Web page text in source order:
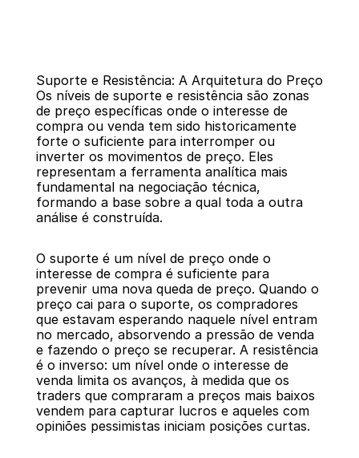
Voltar
Suporte e Resistência: A Arquitetura do Preço
Os níveis de suporte e resistência são zonas
de preço específicas onde o interesse de
compra ou venda tem sido historicamente
forte o suficiente para interromper ou
inverter os movimentos de preço. Eles
representam a ferramenta analítica mais
fundamental na negociação técnica,
formando a base sobre a qual toda a outra
análise é construída.
O suporte é um nível de preço onde o
interesse de compra é suficiente para
prevenir uma nova queda de preço. Quando o
preço cai para o suporte, os compradores
que estavam esperando naquele nível entram
no mercado, absorvendo a pressão de venda
e fazendo o preço se recuperar. A resistência
é o inverso: um nível onde o interesse de
venda limita os avanços, à medida que os
traders que compraram a preços mais baixos
vendem para capturar lucros e aqueles com
opiniões pessimistas iniciam posições curtas.